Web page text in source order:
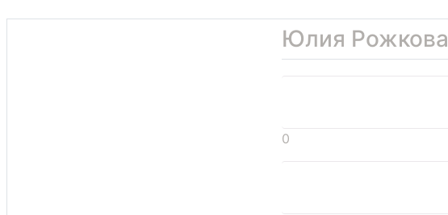
Юлия Рожкова
0